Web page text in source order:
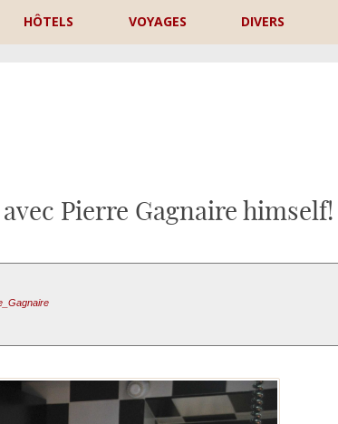
HÔTELS VOYAGES DIVERS
Pierre Gagnaire himself!